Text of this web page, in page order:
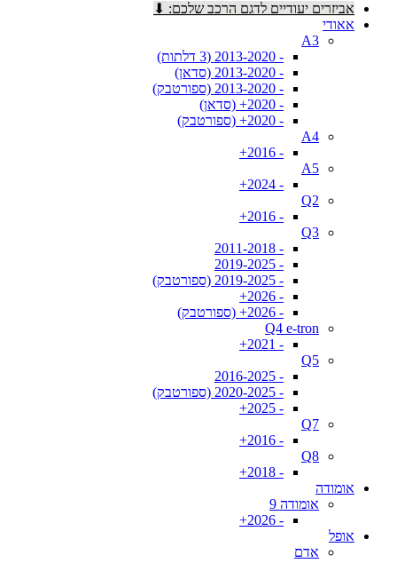
אביזרים יעודיים לדגם הרכב שלכם: ⬇
אאודי
A3
- 2013-2020 (3 דלתות)
- 2013-2020 (סדאן)
- 2013-2020 (ספורטבק)
- 2020+ (סדאן)
- 2020+ (ספורטבק)
A4
- 2016+
A5
- 2024+
Q2
- 2016+
Q3
- 2011-2018
- 2019-2025
- 2019-2025 (ספורטבק)
- 2026+
- 2026+ (ספורטבק)
Q4 e-tron
- 2021+
Q5
- 2016-2025
- 2020-2025 (ספורטבק)
- 2025+
Q7
- 2016+
Q8
- 2018+
אומודה
אומודה 9
- 2026+
אופל
אדם